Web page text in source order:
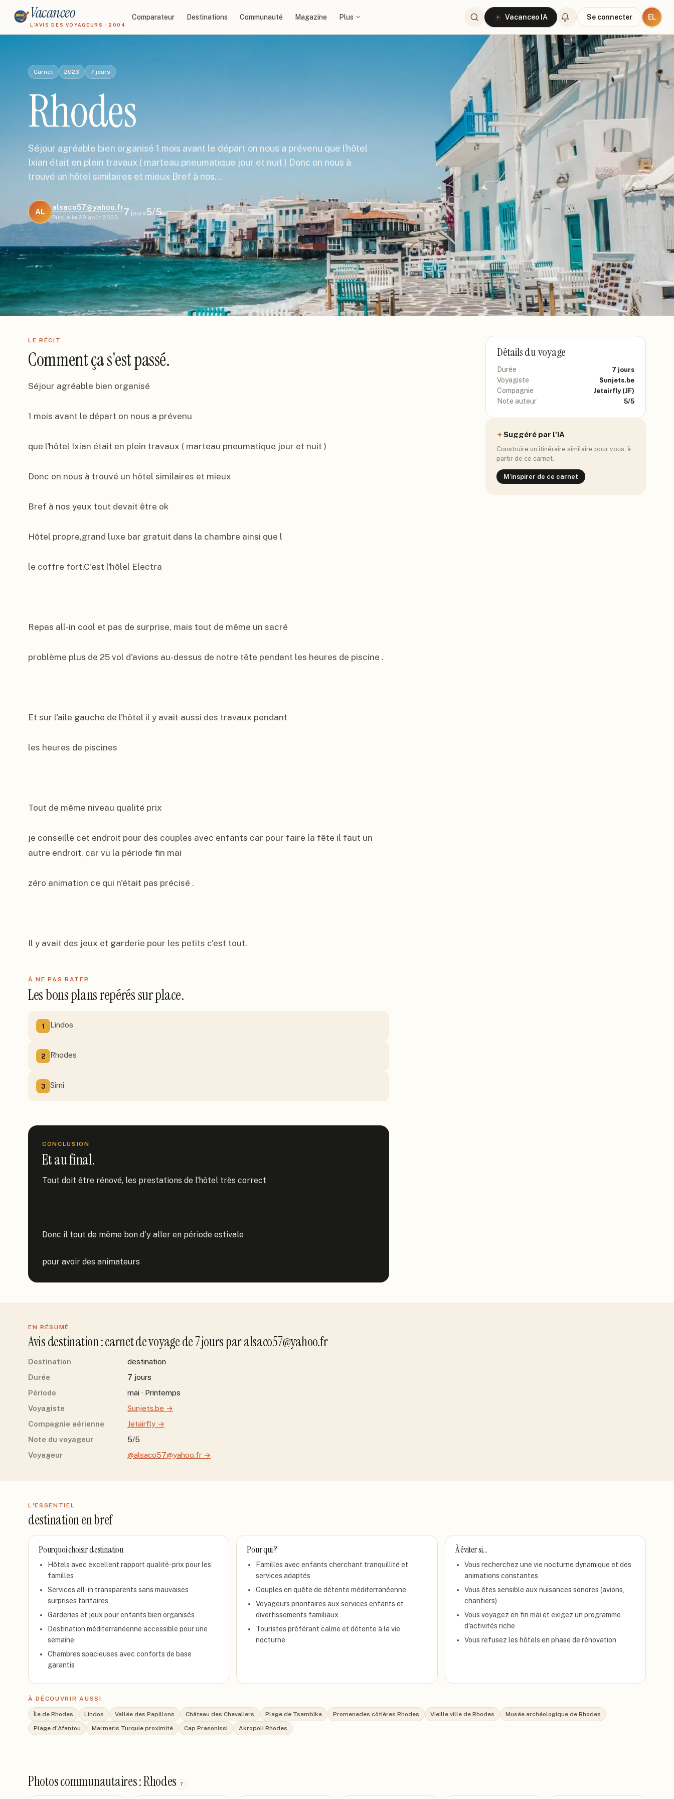
Vacanceo
L'AVIS DES VOYAGEURS · 2004
Comparateur Destinations Communauté Magazine Plus Vacanceo IA Se connecter EL
Carnet 2023 7 jours
Rhodes
Séjour agréable bien organisé 1 mois avant le départ on nous a prévenu que l'hôtel
Ixian était en plein travaux ( marteau pneumatique jour et nuit ) Donc on nous à
trouvé un hôtel similaires et mieux Bref à nos…
AL
alsaco57@yahoo.fr
Publié le 29 août 2023
7 jours5/5
LE RÉCIT
Comment ça s'est passé.
Séjour agréable bien organisé
1 mois avant le départ on nous a prévenu
que l'hôtel Ixian était en plein travaux ( marteau pneumatique jour et nuit )
Donc on nous à trouvé un hôtel similaires et mieux
Bref à nos yeux tout devait être ok
Hôtel propre,grand luxe bar gratuit dans la chambre ainsi que l
le coffre fort.C'est l'hôlel Electra
Repas all-in cool et pas de surprise, mais tout de même un sacré
problème plus de 25 vol d'avions au-dessus de notre tête pendant les heures de piscine .
Et sur l'aile gauche de l'hôtel il y avait aussi des travaux pendant
les heures de piscines
Tout de même niveau qualité prix
je conseille cet endroit pour des couples avec enfants car pour faire la fête il faut un
autre endroit, car vu la période fin mai
zéro animation ce qui n'était pas précisé .
Il y avait des jeux et garderie pour les petits c'est tout.
À NE PAS RATER
Les bons plans repérés sur place.
1 Lindos
2 Rhodes
3 Simi
CONCLUSION
Et au final.
Tout doit être rénové, les prestations de l'hôtel très correct
Donc il tout de même bon d'y aller en période estivale
pour avoir des animateurs
Détails du voyage
Durée 7 jours
Voyagiste Sunjets.be
Compagnie Jetairfly(JF)
Note auteur 5/5
Suggéré par l'IA
Construire un itinéraire similaire pour vous, à
partir de ce carnet.
M'inspirer de ce carnet
EN RÉSUMÉ
Avisdestination: carnet de voyage de7joursparalsaco57@yahoo.fr
Destination
destination
Durée
7 jours
Période
mai · Printemps
Voyagiste
Sunjets.be →
Compagnie aérienne
Jetairfly →
Note du voyageur
5/5
Voyageur
@alsaco57@yahoo.fr →
L'ESSENTIEL
destinationen bref
Pourquoi choisirdestination
Hôtels avec excellent rapport qualité-prix pour les
familles
Services all-in transparents sans mauvaises
surprises tarifaires
Garderies et jeux pour enfants bien organisés
Destination méditerranéenne accessible pour une
semaine
Chambres spacieuses avec conforts de base
garantis
Pour qui ?
Familles avec enfants cherchant tranquillité et
services adaptés
Couples en quête de détente méditerranéenne
Voyageurs prioritaires aux services enfants et
divertissements familiaux
Touristes préférant calme et détente à la vie
nocturne
À éviter si…
Vous recherchez une vie nocturne dynamique et des
animations constantes
Vous êtes sensible aux nuisances sonores (avions,
chantiers)
Vous voyagez en fin mai et exigez un programme
d'activités riche
Vous refusez les hôtels en phase de rénovation
À DÉCOUVRIR AUSSI
Île de Rhodes Lindos Vallée des Papillons Château des Chevaliers Plage de Tsambika Promenades côtières Rhodes Vieille ville de Rhodes
Musée archéologique de Rhodes
Plage d'Afantou
Marmaris Turquie proximité Cap Prasonissi Akropoli Rhodes
Photos communautaires : Rhodes ?